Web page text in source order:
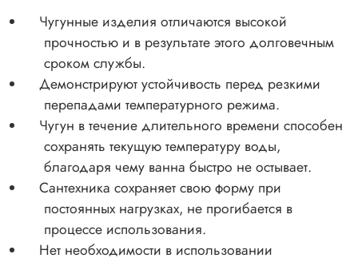
Чугунные изделия отличаются высокой
прочностью и в результате этого долговечным
сроком службы.
Демонстрируют устойчивость перед резкими
перепадами температурного режима.
Чугун в течение длительного времени способен
сохранять текущую температуру воды,
благодаря чему ванна быстро не остывает.
Сантехника сохраняет свою форму при
постоянных нагрузках, не прогибается в
процессе использования.
Нет необходимости в использовании